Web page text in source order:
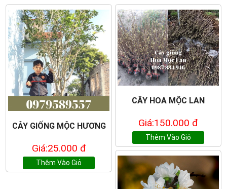
CÂY GIỐNG MỘC HƯƠNG
Giá:25.000 đ
Thêm Vào Giỏ
CÂY HOA MỘC LAN
Giá:150.000 đ
Thêm Vào Giỏ